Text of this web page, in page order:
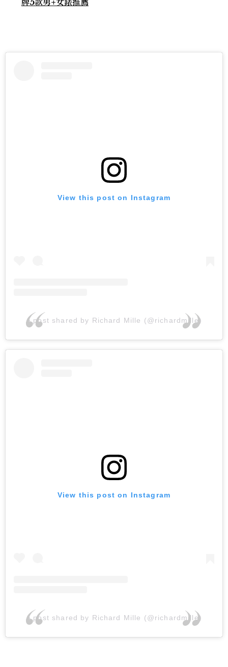
牌5款男+女錶推薦
View this post on Instagram
A post shared by Richard Mille (@richardmille)
View this post on Instagram
A post shared by Richard Mille (@richardmille)